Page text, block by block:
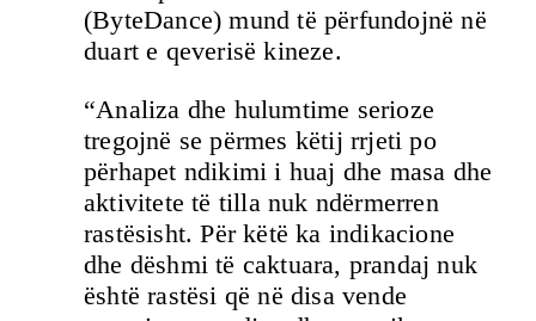
(ByteDance) mund të përfundojnë në
duart e qeverisë kineze.
“Analiza dhe hulumtime serioze
tregojnë se përmes këtij rrjeti po
përhapet ndikimi i huaj dhe masa dhe
aktivitete të tilla nuk ndërmerren
rastësisht. Për këtë ka indikacione
dhe dëshmi të caktuara, prandaj nuk
është rastësi që në disa vende